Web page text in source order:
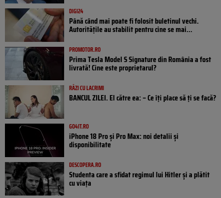
DIGI24
Până când mai poate fi folosit buletinul vechi.
Autoritățile au stabilit pentru cine se mai...
PROMOTOR.RO
Prima Tesla Model S Signature din România a fost
livrată! Cine este proprietarul?
RÂZI CU LACRIMI
BANCUL ZILEI. El către ea: – Ce îți place să ți se facă?
GO4IT.RO
iPhone 18 Pro și Pro Max: noi detalii și
disponibilitate
DESCOPERA.RO
Studenta care a sfidat regimul lui Hitler și a plătit
cu viața